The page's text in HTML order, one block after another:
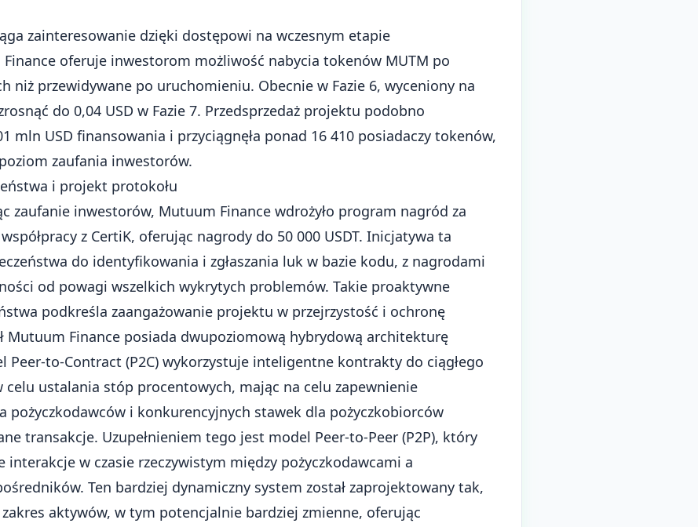
zainteresowanie dzięki dostępowi na wczesnym etapie
Finance oferuje inwestorom możliwość nabycia tokenów MUTM po
niż przewidywane po uruchomieniu. Obecnie w Fazie 6, wyceniony na
do 0,04 USD w Fazie 7. Przedsprzedaż projektu podobno
mln USD finansowania i przyciągnęła ponad 16 410 posiadaczy tokenów,
zaufania inwestorów.
i projekt protokołu
zaufanie inwestorów, Mutuum Finance wdrożyło program nagród za
z CertiK, oferując nagrody do 50 000 USDT. Inicjatywa ta
do identyfikowania i zgłaszania luk w bazie kodu, z nagrodami
od powagi wszelkich wykrytych problemów. Takie proaktywne
podkreśla zaangażowanie projektu w przejrzystość i ochronę
Mutuum Finance posiada dwupoziomową hybrydową architekturę
Peer-to-Contract (P2C) wykorzystuje inteligentne kontrakty do ciągłego
ustalania stóp procentowych, mając na celu zapewnienie
pożyczkodawców i konkurencyjnych stawek dla pożyczkobiorców
transakcje. Uzupełnieniem tego jest model Peer-to-Peer (P2P), który
interakcje w czasie rzeczywistym między pożyczkodawcami a
Ten bardziej dynamiczny system został zaprojektowany tak,
zakres aktywów, w tym potencjalnie bardziej zmienne, oferując